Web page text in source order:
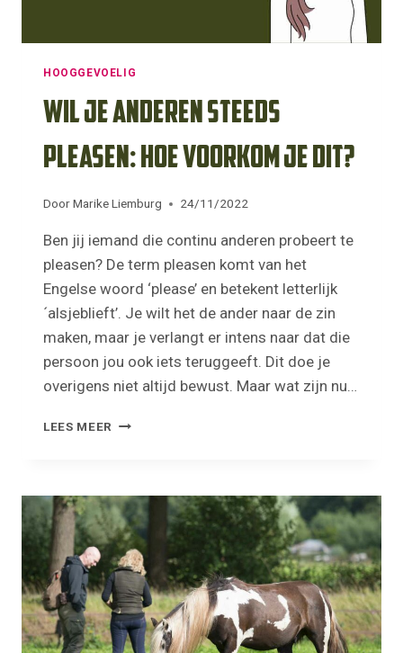
HOOGGEVOELIG
Wil je anderen steeds
pleasen: Hoe voorkom je dit?
DoorMarike Liemburg 24/11/2022
Ben jij iemand die continu anderen probeert te
pleasen? De term pleasen komt van het
Engelse woord ‘please’ en betekent letterlijk
´alsjeblieft’. Je wilt het de ander naar de zin
maken, maar je verlangt er intens naar dat die
persoon jou ook iets teruggeeft. Dit doe je
overigens niet altijd bewust. Maar wat zijn nu…
LEES MEER WIL
PLEASEN:
HOE
VOORKOM
JE
DIT?